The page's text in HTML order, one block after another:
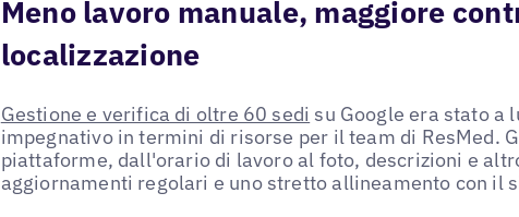
Meno lavoro manuale, maggiore
localizzazione
Gestione e verifica di oltre 60 sedi su Google era stato a
impegnativo in termini di risorse per il team di ResMed.
piattaforme, dall'orario di lavoro al foto, descrizioni e
aggiornamenti regolari e uno stretto allineamento con il